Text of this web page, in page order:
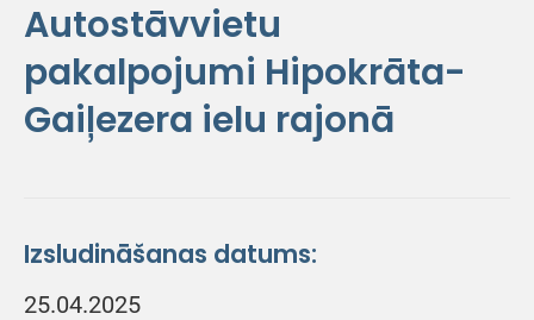
Autostāvvietu
pakalpojumi Hipokrāta-
Gaiļezera ielu rajonā
Izsludināšanas datums:
25.04.2025